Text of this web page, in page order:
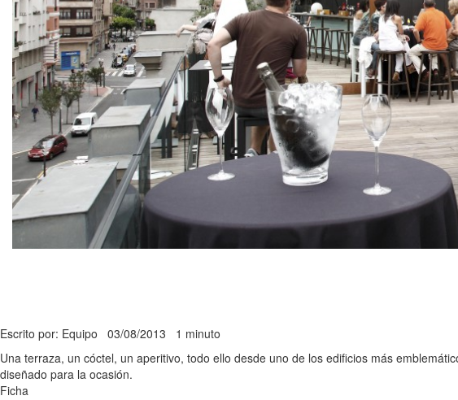
Escrito por: Equipo 03/08/2013 1 minuto
Una terraza, un cóctel, un aperitivo, todo ello desde uno de los edificios más
diseñado para la ocasión.
Ficha